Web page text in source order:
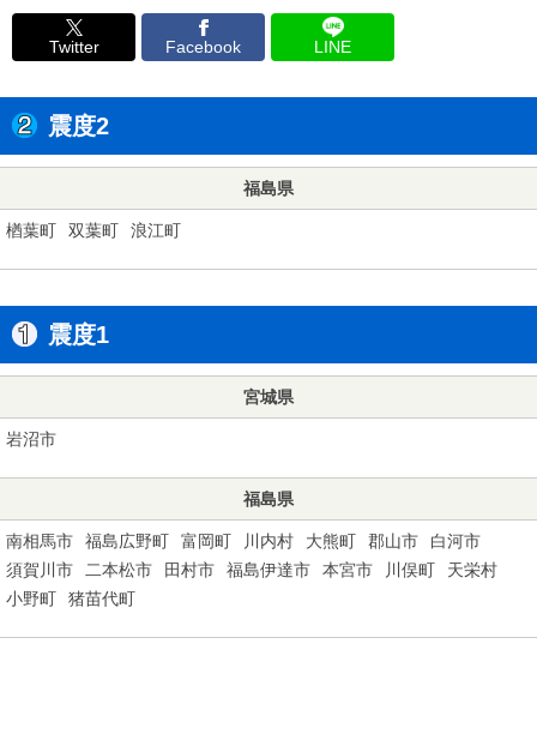
Twitter Facebook LINE
震度2
福島県
楢葉町 双葉町 浪江町
震度1
宮城県
岩沼市
福島県
南相馬市 福島広野町 富岡町 川内村 大熊町 郡山市
白河市
須賀川市
二本松市 田村市 福島伊達市 本宮市 川俣町
天栄村
小野町
猪苗代町